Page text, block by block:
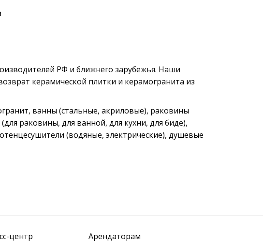
РФ и ближнего зарубежья. Наши
керамической плитки и керамогранита из
ванны (стальные, акриловые), раковины
раковины, для ванной, для кухни, для биде),
(водяные, электрические), душевые
центр
Арендаторам